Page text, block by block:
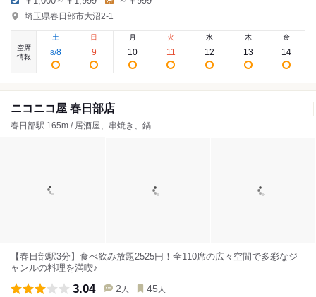
埼玉県春日部市大沼2-1
空席
情報
土
8/8
日
9
月
10
火
11
水
12
木
13
金
14
ニコニコ屋 春日部店
春日部駅 165m / 居酒屋、串焼き、鍋
【春日部駅3分】食べ飲み放題2525円！全110席の広々空間で多彩なジ
ャンルの料理を満喫♪
3.04 2 人 45 人